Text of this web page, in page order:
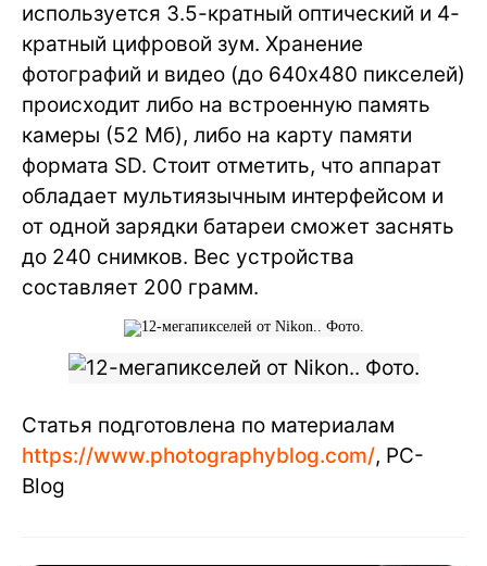
используется 3.5-кратный оптический и 4-
кратный цифровой зум. Хранение
фотографий и видео (до 640х480 пикселей)
происходит либо на встроенную память
камеры (52 Мб), либо на карту памяти
формата SD. Стоит отметить, что аппарат
обладает мультиязычным интерфейсом и
от одной зарядки батареи сможет заснять
до 240 снимков. Вес устройства
составляет 200 грамм.
Статья подготовлена по материалам
https://www.photographyblog.com/, PC-
Blog